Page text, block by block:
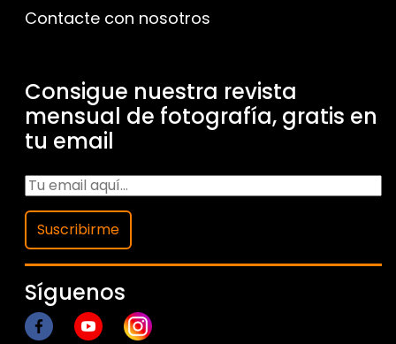
Contacte con nosotros
Consigue nuestra revista
mensual de fotografía, gratis en
tu email
Suscribirme
Síguenos